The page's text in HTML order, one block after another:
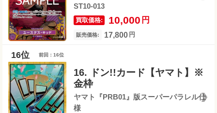
ST10-013
買取価格: 10,000 円
販売価格: 17,800 円
前回：16位
16. ドン!!カード【ヤマト】※
金枠
ヤマト『PRB01』版スーパーパラレル仕
様